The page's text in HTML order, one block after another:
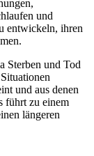
und
entwickeln, ihren
Sterben und Tod
und aus denen
führt zu einem
längeren